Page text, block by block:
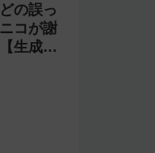
事実無